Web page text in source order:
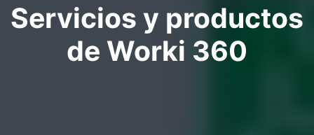
Servicios y productos
de Worki 360